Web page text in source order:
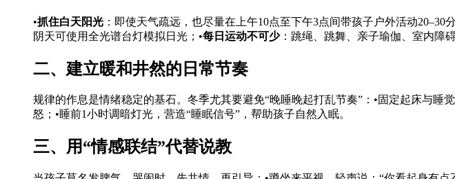
•抓住白天阳光 ：即使天气疏远，也尽量在上午10点至下午3点间带孩子户外活动
阴天可使用全光谱台灯模拟日光；•每日运动不可少：跳绳、跳舞、亲子瑜伽、室内障
二、建立暖和井然的日常节奏
规律的作息是情绪稳定的基石。冬季尤其要避免“晚睡晚起打乱节奏”：•固定起床与
怒；•睡前1小时调暗灯光，营造“睡眠信号”，帮助孩子自然入眠。
三、用“情感联结”代替说教